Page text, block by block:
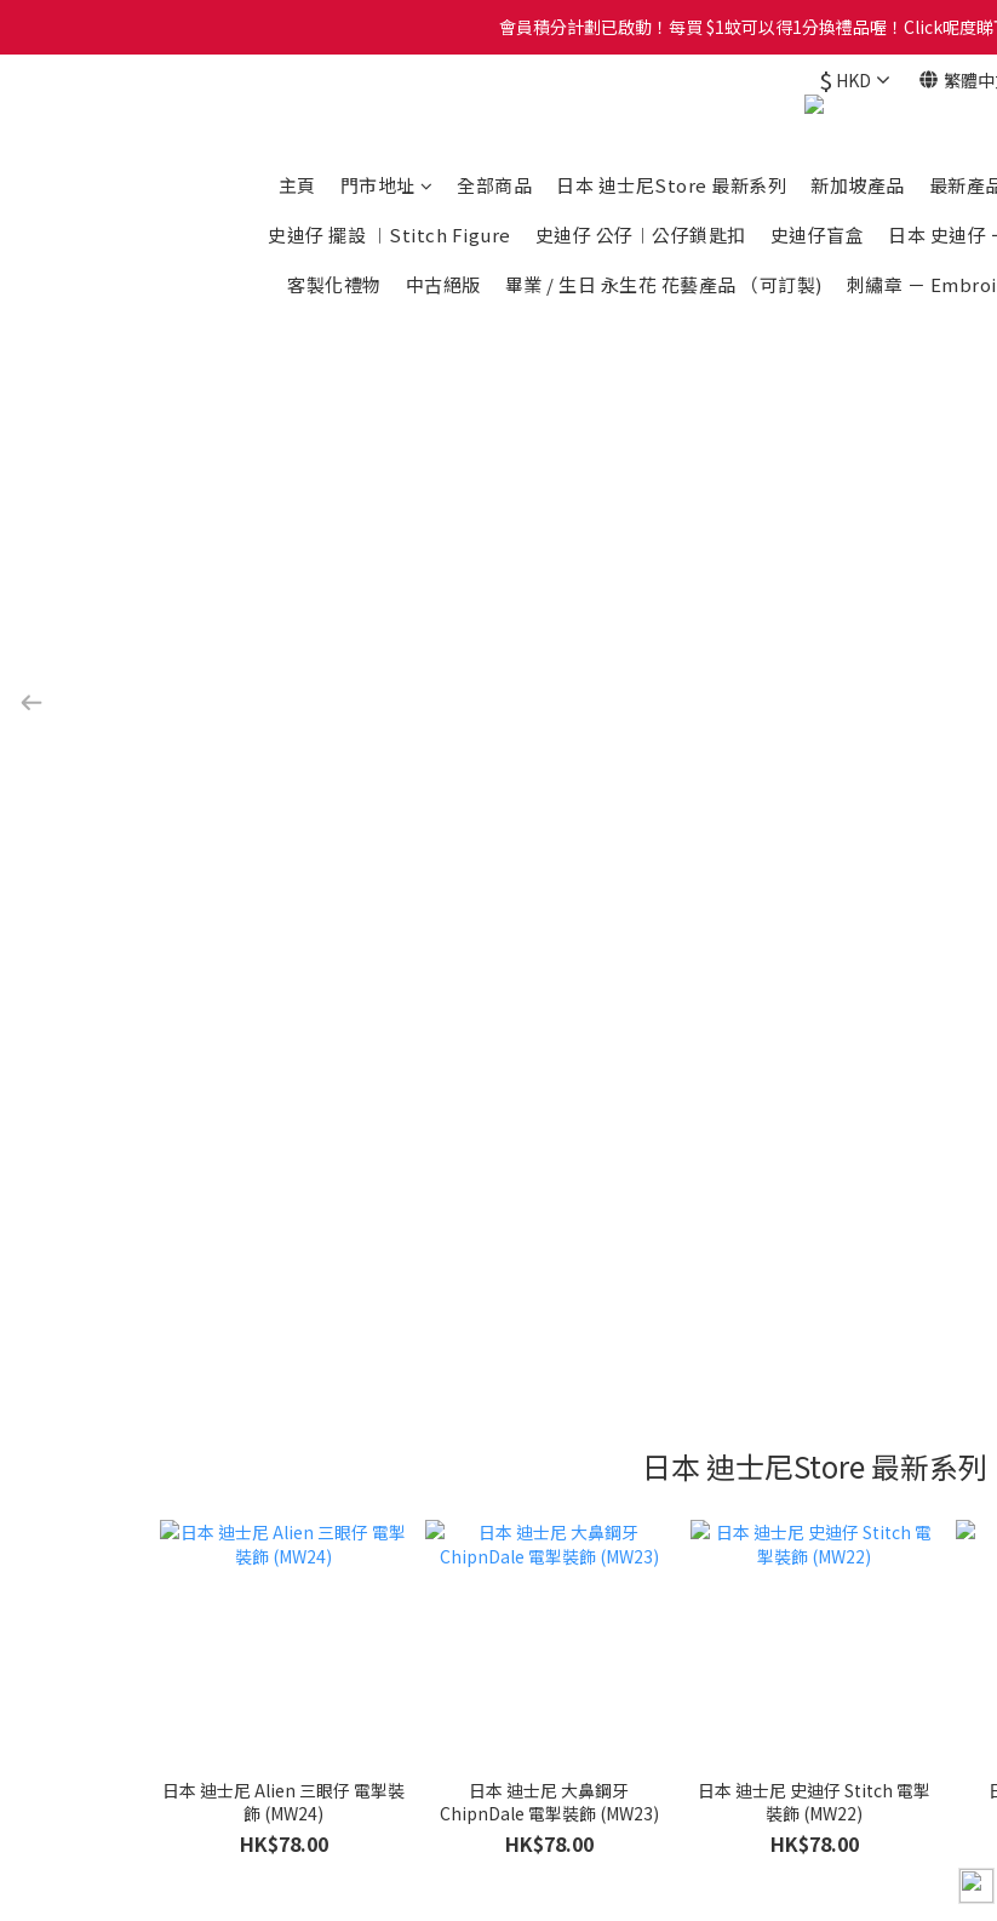
會員積分計劃已啟動！每買 $1蚊可以得1分換禮品喔！Click呢度
會員積分計劃已啟動！每買 $1蚊可以得1分換禮品喔！Click呢度
我地有Whatsapp Group，歡迎加入Whatsapp Group睇最新資訊及落單呀。
$ HKD 繁體
主頁 門市地址 全部商品 日本 迪士尼Store 最新系列 新加坡產品 最新產
史迪仔 擺設 ︱Stitch Figure
史迪仔 公仔︱公仔鎖匙扣 史迪仔盲盒 日本 史迪
客製化禮物
中古絕版 畢業 / 生日 永生花 花藝產品 （可訂製) 刺繡章 －
日本 迪士尼Store 最新系列
日本 迪士尼 Alien 三眼仔 電掣裝
飾 (MW24)
HK$78.00
日本 迪士尼 大鼻鋼牙
ChipnDale 電掣裝飾 (MW23)
HK$78.00
日本 迪士尼 史迪仔 Stitch 電掣
裝飾 (MW22)
HK$78.00